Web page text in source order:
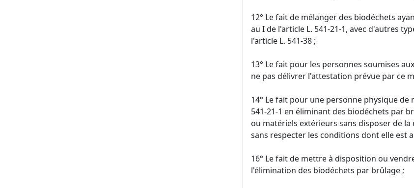
12° Le fait de mélanger des biodéchets
au I de l'article L. 541-21-1, avec d'autres
l'article L. 541-38 ;
13° Le fait pour les personnes soumises
ne pas délivrer l'attestation prévue par ce
14° Le fait pour une personne physique
541-21-1 en éliminant des biodéchets par
ou matériels extérieurs sans disposer de
sans respecter les conditions dont elle est
16° Le fait de mettre à disposition ou
l'élimination des biodéchets par brûlage ;